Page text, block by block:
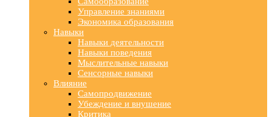
Управление знаниями
Экономика образования
Навыки
Навыки деятельности
Навыки поведения
Мыслительные навыки
Сенсорные навыки
Влияние
Самопродвижение
Убеждение и внушение
Критика